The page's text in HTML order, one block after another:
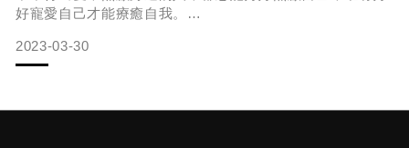
好寵愛自己才能療癒自我。
2023-03-30